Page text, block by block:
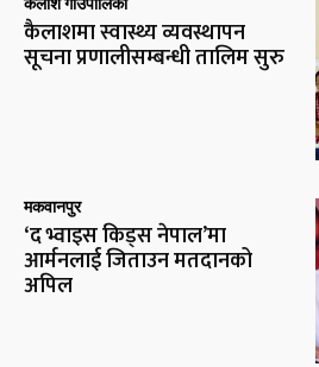
कैलाश गाउँपालिका
कैलाशमा स्वास्थ्य व्यवस्थापन
सूचना प्रणालीसम्बन्धी तालिम सुरु
मकवानपुर
‘द भ्वाइस किड्स नेपाल’मा
आर्मनलाई जिताउन मतदानको
अपिल